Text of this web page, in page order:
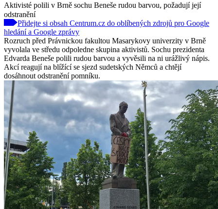
Aktivisté polili v Brně sochu Beneše rudou barvou, požadují její
odstranění
Přidejte si obsah Centrum.cz do oblíbených zdrojů pro Google
hledání a Google zprávy
Rozruch před Právnickou fakultou Masarykovy univerzity v Brně
vyvolala ve středu odpoledne skupina aktivistů. Sochu prezidenta
Edvarda Beneše polili rudou barvou a vyvěsili na ni urážlivý nápis.
Akcí reagují na blížící se sjezd sudetských Němců a chtějí
dosáhnout odstranění pomníku.